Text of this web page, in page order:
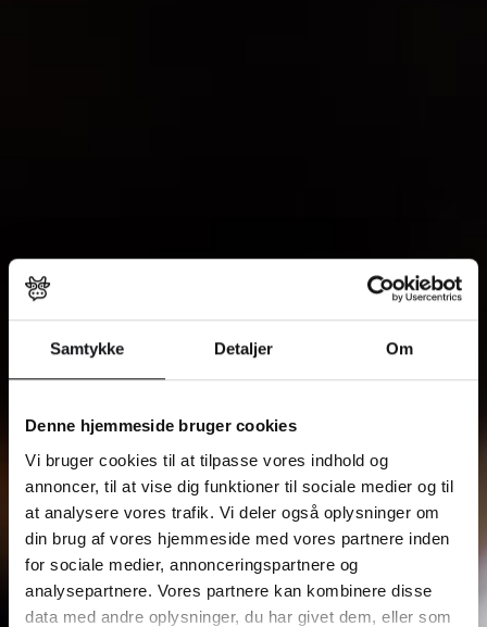
Samtykke Detaljer Om
Denne hjemmeside bruger cookies
Vi bruger cookies til at tilpasse vores indhold og
annoncer, til at vise dig funktioner til sociale medier og til
at analysere vores trafik. Vi deler også oplysninger om
din brug af vores hjemmeside med vores partnere inden
for sociale medier, annonceringspartnere og
analysepartnere. Vores partnere kan kombinere disse
data med andre oplysninger, du har givet dem, eller som